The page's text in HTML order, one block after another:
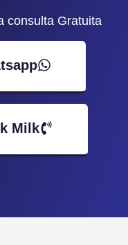
consulta Gratuita
Milk